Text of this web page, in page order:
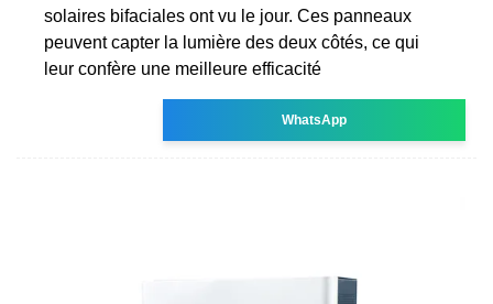
solaires bifaciales ont vu le jour. Ces panneaux
peuvent capter la lumière des deux côtés, ce qui
leur confère une meilleure efficacité
WhatsApp